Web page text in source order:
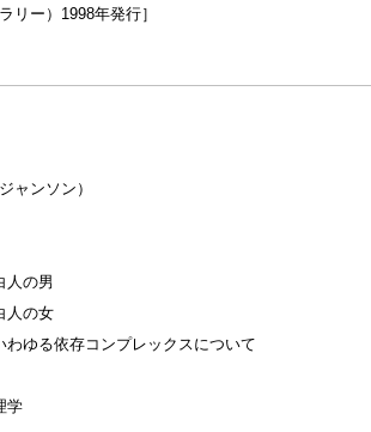
リー）1998年発行］
ャンソン）
人の男
人の女
ゆる依存コンプレックスについて
学